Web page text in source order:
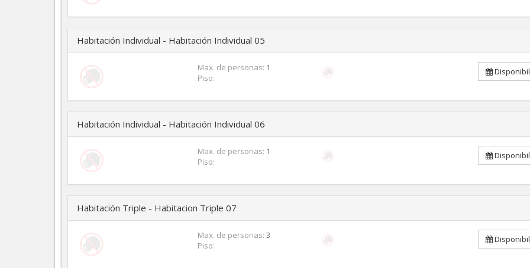
Habitación Individual - Habitación Individual 05
Max. de personas: 1
Piso:
Habitación Individual - Habitación Individual 06
Max. de personas: 1
Piso:
Habitación Triple - Habitacion Triple 07
Max. de personas: 3
Piso: